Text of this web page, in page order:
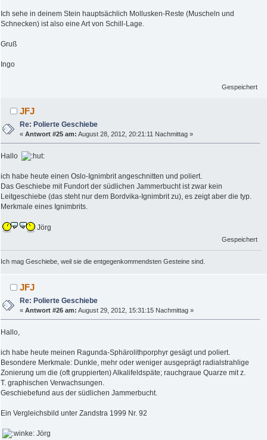
Ich sehe in deinem Stein hauptsächlich Mollusken-Reste (Muscheln und
Schnecken) ist also eine Art von Schill-Lage.
Gruß
Ingo
Gespeichert
JFJ
Re: Polierte Geschiebe
«Antwort #25 am: August 28, 2012, 20:21:11 Nachmittag »
Hallo
ich habe heute einen Oslo-Ignimbrit angeschnitten und poliert.
Das Geschiebe mit Fundort der südlichen Jammerbucht ist zwar kein
Leitgeschiebe (das steht nur dem Bordvika-Ignimbrit zu), es zeigt aber die typ.
Merkmale eines Ignimbrits.
Jörg
Gespeichert
Ich mag Geschiebe, weil sie die entgegenkommendsten Gesteine sind.
JFJ
Re: Polierte Geschiebe
«Antwort #26 am: August 29, 2012, 15:31:15 Nachmittag »
Hallo,
ich habe heute meinen Ragunda-Sphärolithporphyr gesägt und poliert.
Besondere Merkmale: Dunkle, mehr oder weniger ausgeprägt radialstrahlige
Zonierung um die (oft gruppierten) Alkalifeldspäte; rauchgraue Quarze mit z.
T. graphischen Verwachsungen.
Geschiebefund aus der südlichen Jammerbucht.
Ein Vergleichsbild unter Zandstra 1999 Nr. 92
Jörg